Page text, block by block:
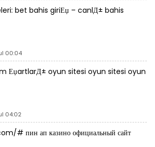
bet bahis giriЕџ – canlД± bahis
00:04
ЕџartlarД± oyun sitesi oyun sitesi oyun
04:02
# пин ап казино официальный сайт